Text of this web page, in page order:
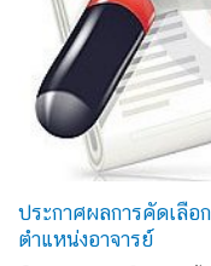
ประกาศผลการคัดเลือ
ตำแหน่งอาจารย์